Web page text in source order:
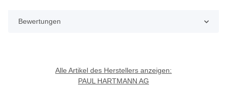
Bewertungen
Alle Artikel des Herstellers anzeigen:
PAUL HARTMANN AG